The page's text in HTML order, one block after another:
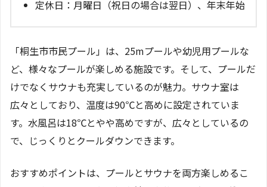
定休日：月曜日（祝日の場合は翌日）、年末年始
「桐生市市民プール」は、25mプールや幼児用プールな
ど、様々なプールが楽しめる施設です。そして、プールだ
けでなくサウナも充実しているのが魅力。サウナ室は
広々としており、温度は90℃と高めに設定されていま
す。水風呂は18℃とやや高めですが、広々としているの
で、じっくりとクールダウンできます。
おすすめポイントは、プールとサウナを両方楽しめるこ